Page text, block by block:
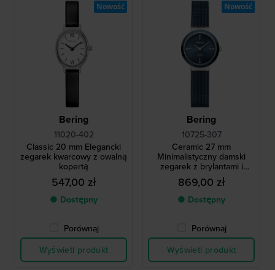
Bering
11020-402
Classic 20 mm Elegancki
zegarek kwarcowy z owalną
kopertą
547,00 zł
● Dostępny
Porównaj
Wyświetl produkt
Nowość
Bering
10725-307
Ceramic 27 mm
Minimalistyczny damski
zegarek z brylantami i
ceramiczną ramką
869,00 zł
● Dostępny
Porównaj
Wyświetl produkt
Nowość